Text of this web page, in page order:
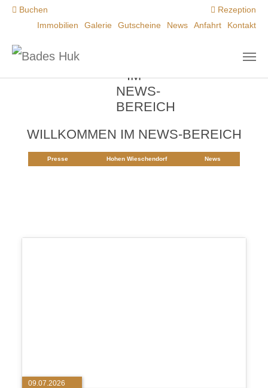
Zum Hauptinhalt springen
Buchen
Rezeption
Immobilien
Galerie Gutscheine News Anfahrt Kontakt
WILLKOMMEN IM NEWS-BEREICH
Presse Hohen Wieschendorf News
09.07.2026